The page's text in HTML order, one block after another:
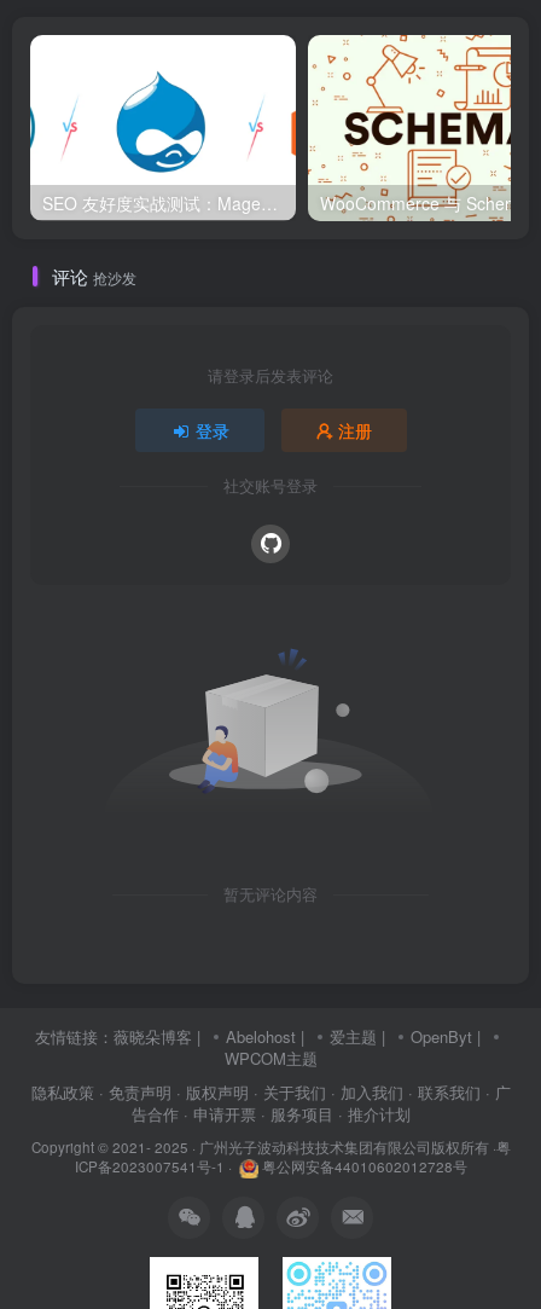
SEO 友好度实战测试：Magento、WordPress、Drupal 在核心 SEO 要素上的表现对比
评论 抢沙发
请登录后发表评论
登录 注册
社交账号登录
暂无评论内容
友情链接： 薇晓朵博客 | Abelohost | 爱主题 | OpenByt |
WPCOM主题
隐私政策 · 免责声明 · 版权声明 · 关于我们 · 加入我们 · 联系我们 · 广
告合作 · 申请开票 · 服务项目 · 推介计划
Copyright © 2021- 2025 · 广州光子波动科技技术集团有限公司版权所有·粤
ICP备2023007541号-1 · 粤公网安备44010602012728号